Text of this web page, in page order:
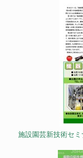
施設園芸新技術セ